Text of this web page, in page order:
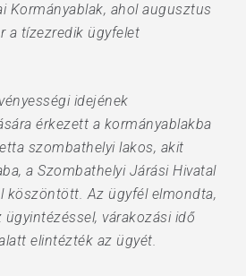
Kormányablak, ahol augusztus
a tízezredik ügyfelet
idejének
érkezett a kormányablakba
szombathelyi lakos, akit
a Szombathelyi Járási Hivatal
köszöntött. Az ügyfél elmondta,
ügyintézéssel, várakozási idő
elintézték az ügyét.